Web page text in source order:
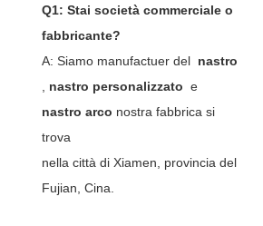
Q1: Stai società commerciale o
fabbricante?
A: Siamo manufactuer del nastro
nastro personalizzato e
nastro arco nostra fabbrica si
trova
nella città di Xiamen, provincia del
Fujian, Cina.